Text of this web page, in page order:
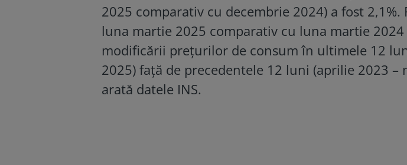
2025 comparativ cu decembrie 2024) a fost
luna martie 2025 comparativ cu luna martie 2024
modificării preţurilor de consum în ultimele 12
2025) faţă de precedentele 12 luni (aprilie 2023 –
arată datele INS.